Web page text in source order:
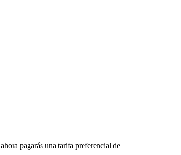
ahora pagarás una tarifa preferencial de